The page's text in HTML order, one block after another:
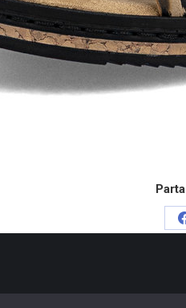
© Pointure Chausseurs - 2020. Dream-